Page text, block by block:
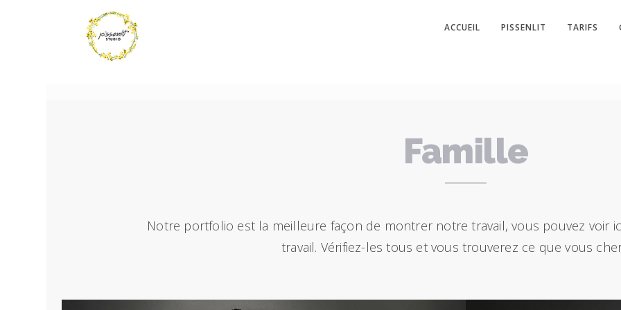
ACCUEIL PISSENLIT TARIFS
Famille
Notre portfolio est la meilleure façon de montrer notre travail, vous pouvez voir
travail. Vérifiez-les tous et vous trouverez ce que vous